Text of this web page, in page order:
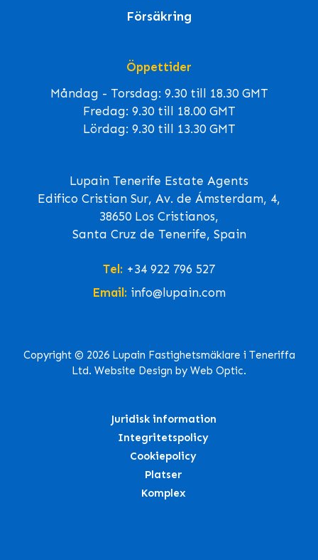
Försäkring
Öppettider
Måndag - Torsdag: 9.30 till 18.30 GMT
Fredag: 9.30 till 18.00 GMT
Lördag: 9.30 till 13.30 GMT
Lupain Tenerife Estate Agents
Edifico Cristian Sur, Av. de Ámsterdam, 4,
38650 Los Cristianos,
Santa Cruz de Tenerife, Spain
Tel: +34 922 796 527
Email: info@lupain.com
Copyright © 2026 Lupain Fastighetsmäklare i Teneriffa
Ltd. Website Design by Web Optic.
Juridisk information
Integritetspolicy
Cookiepolicy
Platser
Komplex